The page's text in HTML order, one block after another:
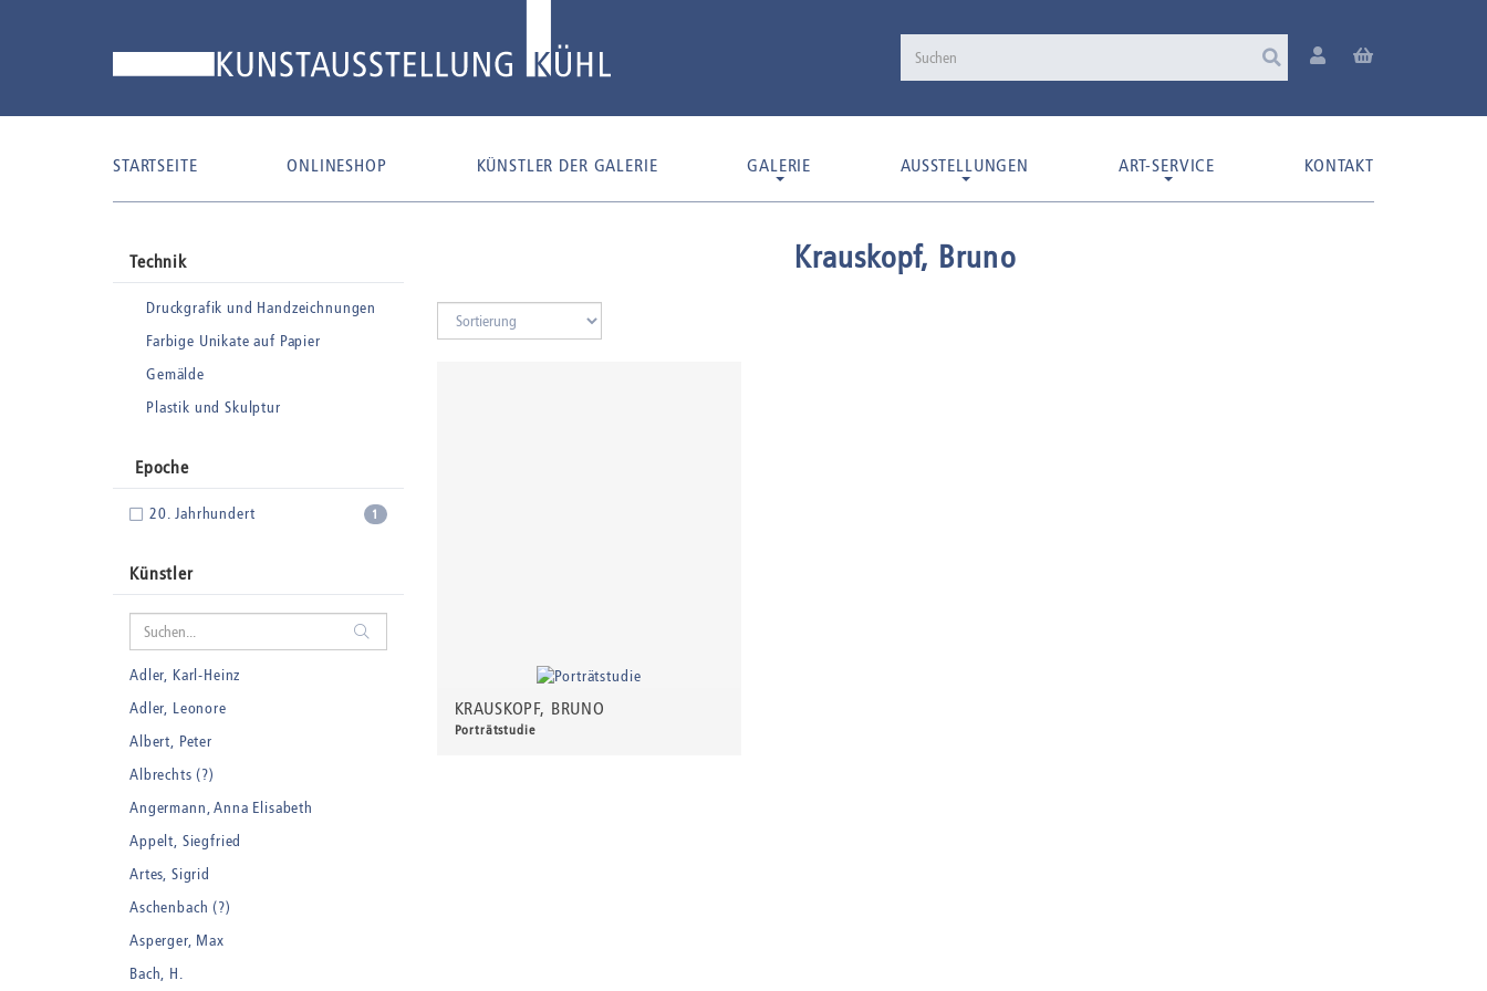
STARTSEITE ONLINESHOP KÜNSTLER DER GALERIE GALERIE AUSSTELLUNGEN ART-SERVICE KONTAKT
Krauskopf, Bruno
KRAUSKOPF, BRUNO
Porträtstudie
Technik
Druckgrafik und Handzeichnungen
Farbige Unikate auf Papier
Gemälde
Plastik und Skulptur
Epoche
1
20. Jahrhundert
Künstler
Adler, Karl-Heinz
Adler, Leonore
Albert, Peter
Albrechts (?)
Angermann, Anna Elisabeth
Appelt, Siegfried
Artes, Sigrid
Aschenbach (?)
Asperger, Max
Bach, H.